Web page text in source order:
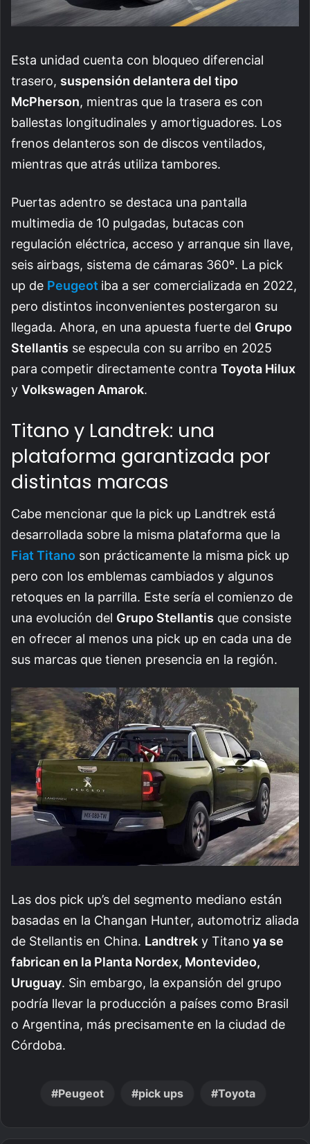
Esta unidad cuenta con bloqueo diferencial
trasero, suspensión delantera del tipo
McPherson, mientras que la trasera es con
ballestas longitudinales y amortiguadores. Los
frenos delanteros son de discos ventilados,
mientras que atrás utiliza tambores.
Puertas adentro se destaca una pantalla
multimedia de 10 pulgadas, butacas con
regulación eléctrica, acceso y arranque sin llave,
seis airbags, sistema de cámaras 360º. La pick
up de Peugeot iba a ser comercializada en 2022,
pero distintos inconvenientes postergaron su
llegada. Ahora, en una apuesta fuerte del Grupo
Stellantis se especula con su arribo en 2025
para competir directamente contra Toyota Hilux
y Volkswagen Amarok.
Titano y Landtrek: una
plataforma garantizada por
distintas marcas
Cabe mencionar que la pick up Landtrek está
desarrollada sobre la misma plataforma que la
Fiat Titano son prácticamente la misma pick up
pero con los emblemas cambiados y algunos
retoques en la parrilla. Este sería el comienzo de
una evolución del Grupo Stellantis que consiste
en ofrecer al menos una pick up en cada una de
sus marcas que tienen presencia en la región.
Las dos pick up’s del segmento mediano están
basadas en la Changan Hunter, automotriz aliada
de Stellantis en China. Landtrek y Titano ya se
fabrican en la Planta Nordex, Montevideo,
Uruguay. Sin embargo, la expansión del grupo
podría llevar la producción a países como Brasil
o Argentina, más precisamente en la ciudad de
Córdoba.
Peugeot pick ups Toyota